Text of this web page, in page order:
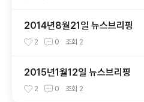
2014년8월21일 뉴스브리핑
2 0 조회 2
2015년1월12일 뉴스브리핑
2 0 조회 2